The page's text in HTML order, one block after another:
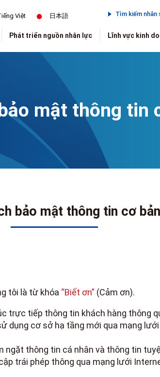
Việt 日本語
Phát triển nguồn nhân lực Lĩnh vực kinh
Tìm kiếm nhân
mật thông tin
bảo mật thông tin cơ bản
tôi là từ khóa “Biết ơn” (Cảm ơn).
trực tiếp thông tin khách hàng thông
dụng cơ sở hạ tầng mới qua mạng
ngặt thông tin cá nhân và thông tin
trái phép thông qua mạng lưới